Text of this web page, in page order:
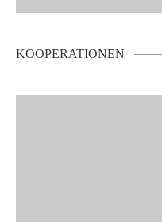
KOOPERATIONEN